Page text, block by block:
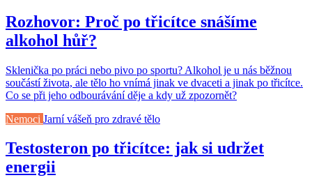
Rozhovor: Proč po třicítce snášíme
alkohol hůř?
Sklenička po práci nebo pivo po sportu? Alkohol je u nás běžnou
součástí života, ale tělo ho vnímá jinak ve dvaceti a jinak po třicítce.
Co se při jeho odbourávání děje a kdy už zpozornět?
Nemoci Jarní vášeň pro zdravé tělo
Testosteron po třicítce: jak si udržet
energii